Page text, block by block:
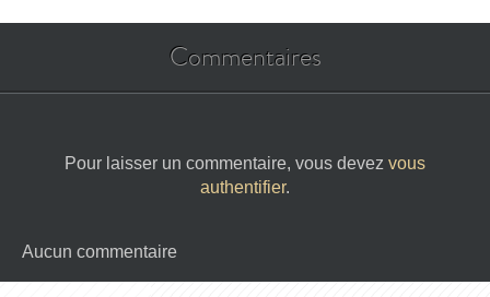
Commentaires
Pour laisser un commentaire, vous devez vous
authentifier.
Aucun commentaire